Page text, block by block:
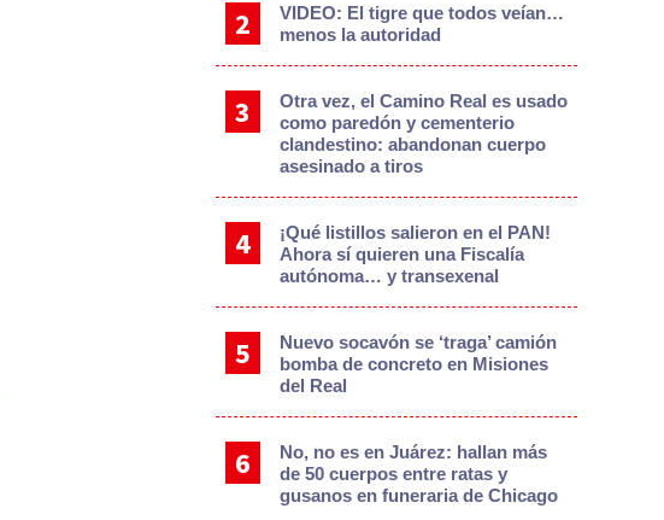
VIDEO: El tigre que todos veían…
menos la autoridad
Otra vez, el Camino Real es usado
como paredón y cementerio
clandestino: abandonan cuerpo
asesinado a tiros
¡Qué listillos salieron en el PAN!
Ahora sí quieren una Fiscalía
autónoma… y transexenal
Nuevo socavón se ‘traga’ camión
bomba de concreto en Misiones
del Real
No, no es en Juárez: hallan más
de 50 cuerpos entre ratas y
gusanos en funeraria de Chicago